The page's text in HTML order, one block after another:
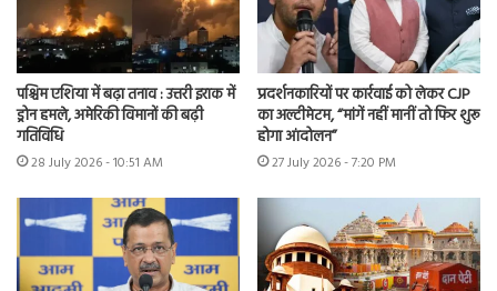
पश्चिम एशिया में बढ़ा तनाव : उत्तरी इराक में
ड्रोन हमले, अमेरिकी विमानों की बढ़ी
गतिविधि
28 July 2026 - 10:51 AM
प्रदर्शनकारियों पर कार्रवाई को लेकर CJP
का अल्टीमेटम, “मांगें नहीं मानीं तो फिर शुरू
होगा आंदोलन”
27 July 2026 - 7:20 PM